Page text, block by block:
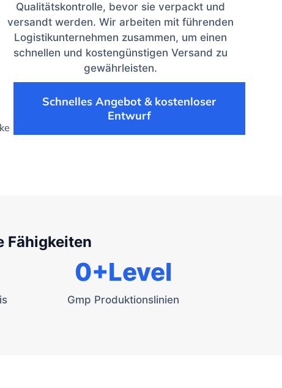
Qualitätskontrolle, bevor sie verpackt und
versandt werden. Wir arbeiten mit führenden
Logistikunternehmen zusammen, um einen
schnellen und kostengünstigen Versand zu
gewährleisten.
Schnelles Angebot & kostenloser
Entwurf
Fähigkeiten
Gmp Produktionslinien
0+Level